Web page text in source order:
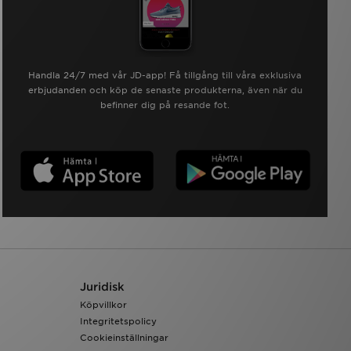
Handla 24/7 med vår JD-app! Få tillgång till våra exklusiva
erbjudanden och köp de senaste produkterna, även när du
befinner dig på resande fot.
Juridisk
Köpvillkor
Integritetspolicy
Cookieinställningar